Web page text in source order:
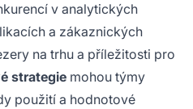
v analytických
a zákaznických
na trhu a příležitosti pro
strategie mohou týmy
použití a hodnotové